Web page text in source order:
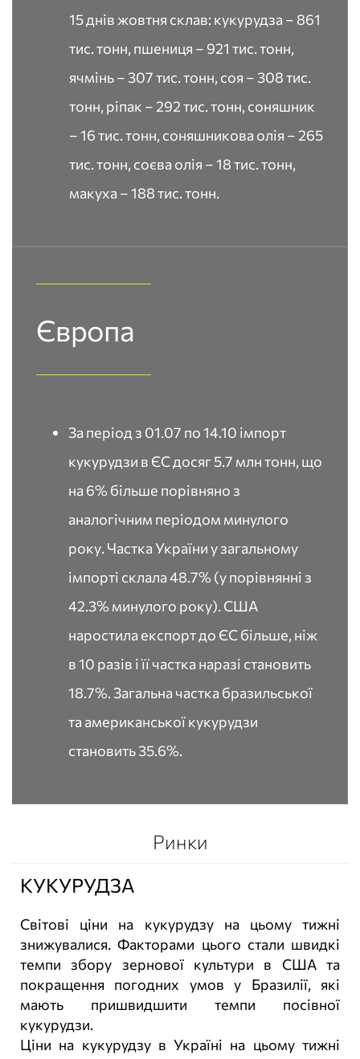
15 днів жовтня склав: кукурудза – 861
тис. тонн, пшениця – 921 тис. тонн,
ячмінь – 307 тис. тонн, соя – 308 тис.
тонн, ріпак – 292 тис. тонн, соняшник
– 16 тис. тонн, соняшникова олія – 265
тис. тонн, соєва олія – 18 тис. тонн,
макуха – 188 тис. тонн.
Європа
За період з 01.07 по 14.10 імпорт
кукурудзи в ЄС досяг 5.7 млн тонн, що
на 6% більше порівняно з
аналогічним періодом минулого
року. Частка України у загальному
імпорті склала 48.7% (у порівнянні з
42.3% минулого року). США
наростила експорт до ЄС більше, ніж
в 10 разів і її частка наразі становить
18.7%. Загальна частка бразильської
та американської кукурудзи
становить 35.6%.
Ринки
КУКУРУДЗА
Світові ціни на кукурудзу на цьому тижні
знижувалися. Факторами цього стали швидкі
темпи збору зернової культури в США та
покращення погодних умов у Бразилії, які
мають пришвидшити темпи посівної
кукурудзи.
Ціни на кукурудзу в Україні на цьому тижні